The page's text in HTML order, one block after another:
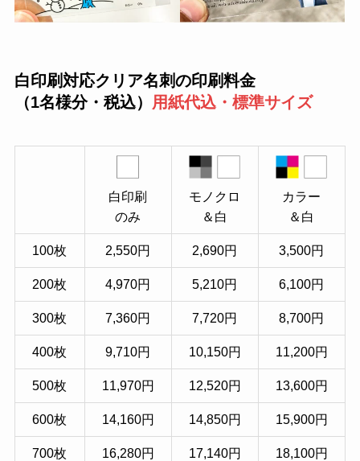
白印刷対応クリア名刺の印刷料金
（1名様分・税込） 用紙代込・標準サイズ
白印刷
のみ
モノクロ
＆白
カラー
＆白
100枚 2,550円 2,690円 3,500円
200枚 4,970円 5,210円 6,100円
300枚 7,360円 7,720円 8,700円
400枚 9,710円 10,150円 11,200円
500枚 11,970円 12,520円 13,600円
600枚 14,160円 14,850円 15,900円
700枚 16,280円 17,140円 18,100円